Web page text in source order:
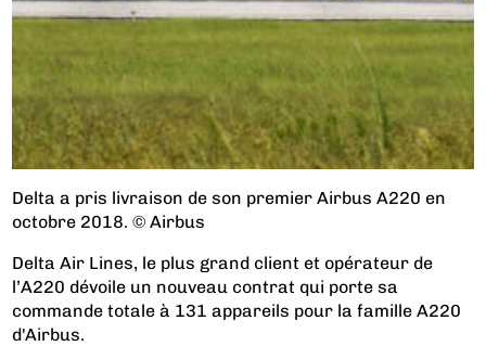
Delta a pris livraison de son premier Airbus A220 en
octobre 2018. © Airbus
Delta Air Lines, le plus grand client et opérateur de
l’A220 dévoile un nouveau contrat qui porte sa
commande totale à 131 appareils pour la famille A220
d'Airbus.